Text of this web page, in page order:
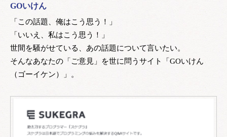
GOいけん
「この話題、俺はこう思う！」
「いいえ、私はこう思う！」
世間を騒がせている、あの話題について言いたい。
そんなあなたの「ご意見」を世に問うサイト「GOいけん
（ゴーイケン）」。